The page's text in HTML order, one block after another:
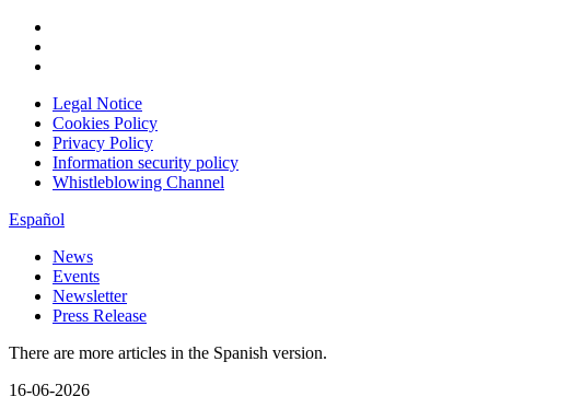
Legal Notice
Cookies Policy
Privacy Policy
Information security policy
Whistleblowing Channel
Español
News
Events
Newsletter
Press Release
There are more articles in the Spanish version.
16-06-2026